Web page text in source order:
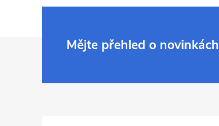
Mějte přehled o novinkách